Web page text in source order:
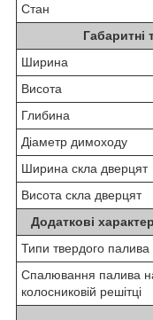
Стан
Габаритні
Ширина
Висота
Глибина
Діаметр димоходу
Ширина скла дверцят
Висота скла дверцят
Додаткові
Типи твердого палива
Спалювання палива
колосниковій решітці